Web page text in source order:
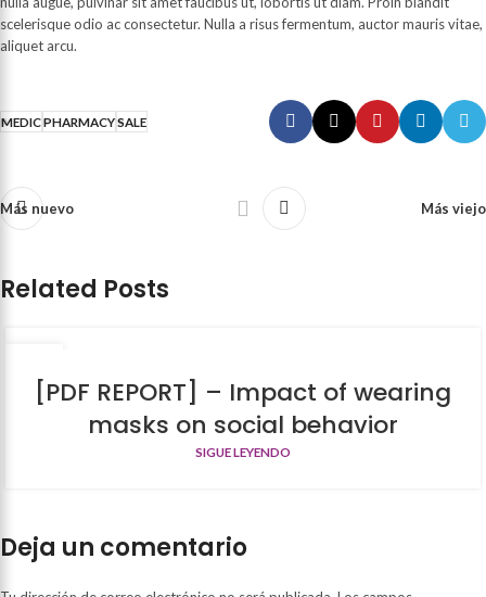
scelerisque odio ac consectetur. Nulla a risus fermentum, auctor mauris vitae,
aliquet arcu.
MEDICPHARMACYSALE
Más nuevo Más viejo
Related Posts
ABR[PDF REPORT] – Impact of wearing
masks on social behavior
SIGUE LEYENDO
Deja un comentario